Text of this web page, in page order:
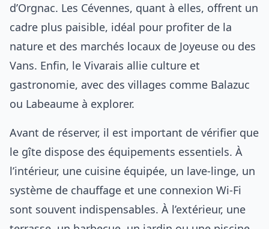
d’Orgnac. Les Cévennes, quant à elles, offrent un
cadre plus paisible, idéal pour profiter de la
nature et des marchés locaux de Joyeuse ou des
Vans. Enfin, le Vivarais allie culture et
gastronomie, avec des villages comme Balazuc
ou Labeaume à explorer.
Avant de réserver, il est important de vérifier que
le gîte dispose des équipements essentiels. À
l’intérieur, une cuisine équipée, un lave-linge, un
système de chauffage et une connexion Wi-Fi
sont souvent indispensables. À l’extérieur, une